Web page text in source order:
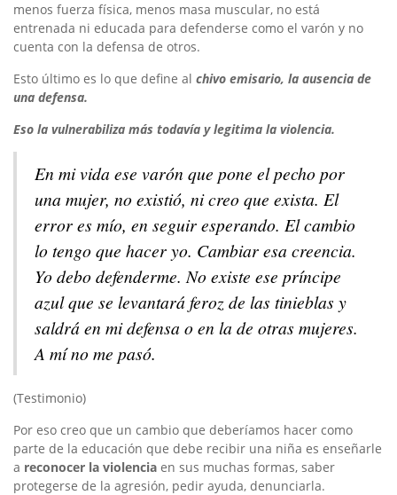
menos fuerza física, menos masa muscular, no está
entrenada ni educada para defenderse como el varón y no
cuenta con la defensa de otros.
Esto último es lo que define al chivo emisario, la ausencia de
una defensa.
Eso la vulnerabiliza más todavía y legitima la violencia.
En mi vida ese varón que pone el pecho por
una mujer, no existió, ni creo que exista. El
error es mío, en seguir esperando. El cambio
lo tengo que hacer yo. Cambiar esa creencia.
Yo debo defenderme. No existe ese príncipe
azul que se levantará feroz de las tinieblas y
saldrá en mi defensa o en la de otras mujeres.
A mí no me pasó.
(Testimonio)
Por eso creo que un cambio que deberíamos hacer como
parte de la educación que debe recibir una niña es enseñarle
a reconocer la violencia en sus muchas formas, saber
protegerse de la agresión, pedir ayuda, denunciarla.